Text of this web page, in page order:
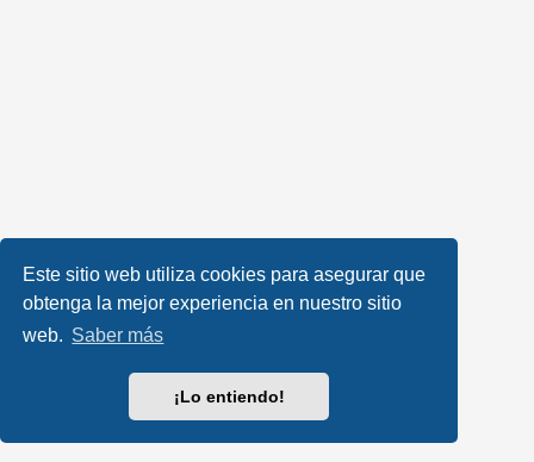
Este sitio web utiliza cookies para asegurar que
obtenga la mejor experiencia en nuestro sitio
web. Saber más
¡Lo entiendo!